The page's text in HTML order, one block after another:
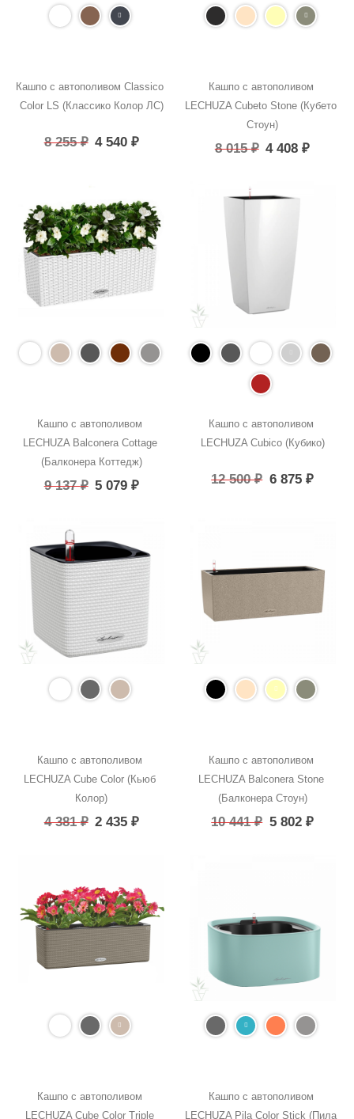
Кашпо с автополивом Classico
Color LS (Классико Колор ЛС)
8 255₽ 4 540₽
Кашпо с автополивом
LECHUZA Cubeto Stone (Кубето
Стоун)
8 015₽ 4 408₽
Кашпо с автополивом
LECHUZA Balconera Cottage
(Балконера Коттедж)
9 137₽ 5 079₽
Кашпо с автополивом
LECHUZA Cubico (Кубико)
12 500₽ 6 875 ₽
Кашпо с автополивом
LECHUZA Cube Color (Кьюб
Колор)
4 381₽ 2 435₽
Кашпо с автополивом
LECHUZA Balconera Stone
(Балконера Стоун)
10 441₽ 5 802 ₽
Кашпо с автополивом
LECHUZA Cube Color Triple
Кашпо с автополивом
LECHUZA Pila Color Stick (Пила